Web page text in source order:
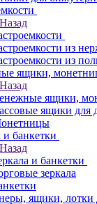
Назад
из
из
ящики,
Назад
ящики,
ящики для
и банкетки
Назад
и банкетки
зеркала
ящики, лотки